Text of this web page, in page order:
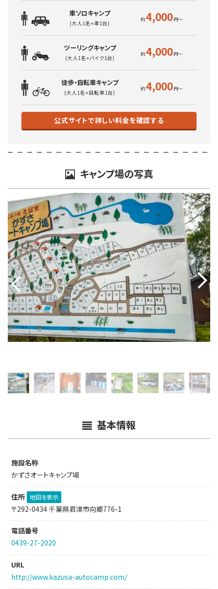
車ソロキャンプ
(大人1名+車1台) 4,000
ツーリングキャンプ
(大人1名+バイク1台) 4,000
徒歩・自転車キャンプ
(大人1名+自転車1台) 4,000
公式サイトで詳しい料金を確認する
キャンプ場の写真
基本情報
施設名称
かずさオートキャンプ場
住所 地図を表示
〒292-0434 千葉県君津市向郷776-1
電話番号
0439-27-2020
URL
http://www.kazusa-autocamp.com/